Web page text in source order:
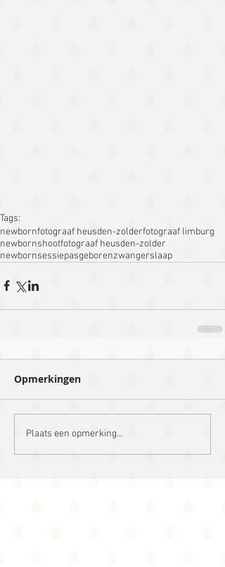
Tags:
newbornfotograaf heusden-zolderfotograaf limburg
newbornshootfotograaf heusden-zolder
newbornsessiepasgeborenzwangerslaap
Opmerkingen
Plaats een opmerking...